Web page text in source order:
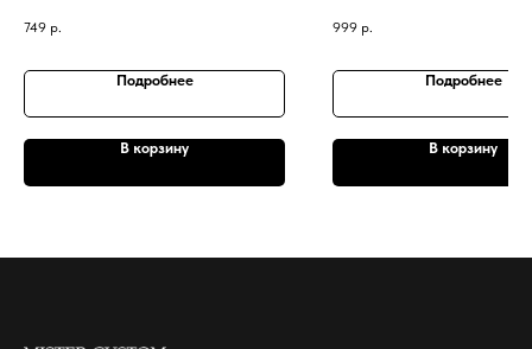
749 р.
Подробнее
В корзину
999 р.
Подробнее
В корзину